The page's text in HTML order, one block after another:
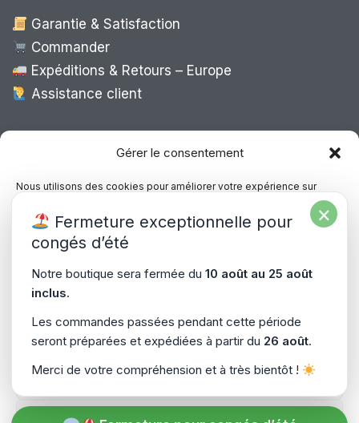
Gérer le consentement
Nous utilisons des cookies pour améliorer votre expérience sur
notre site, analyser le trafic et proposer des contenus personnalisés.
Vous pouvez accepter, refuser ou gérer vos préférences à tout
moment.
Gérer les services
Accepter
Voir les préférences
Garantie & Satisfaction
Commander
Expéditions & Retours – Europe
Assistance client
Expédition Europe
Livraison rapide dans toute l’Europe via
“ Mondial Relay
Copyright © 2026PiecesPC.fr| Développement & Design
×
Fermeture exceptionnelle pour
congés d’été
Notre boutique sera fermée du 10 août au 25 août
inclus.
Les commandes passées pendant cette période
seront préparées et expédiées à partir du 26 août.
Merci de votre compréhension et à très bientôt !